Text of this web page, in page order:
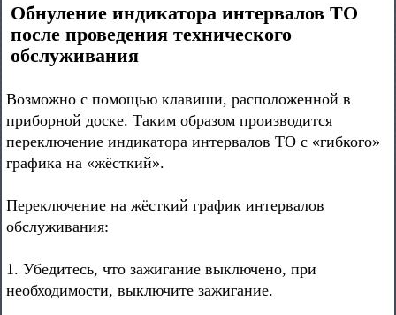
Обнуление индикатора интервалов ТО
после проведения технического
обслуживания
Возможно с помощью клавиши, расположенной в
приборной доске. Таким образом производится
переключение индикатора интервалов ТО с «гибкого»
графика на «жёсткий».
Переключение на жёсткий график интервалов
обслуживания:
1. Убедитесь, что зажигание выключено, при
необходимости, выключите зажигание.